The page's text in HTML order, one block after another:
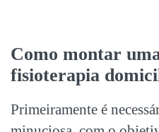
Como montar
fisioterapia
Primeiramente é